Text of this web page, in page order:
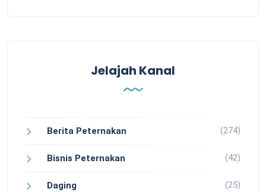
Jelajah Kanal
Berita Peternakan (274)
Bisnis Peternakan (42)
Daging (25)